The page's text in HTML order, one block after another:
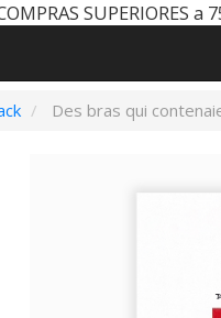
SUPERIORES
Des bras qui